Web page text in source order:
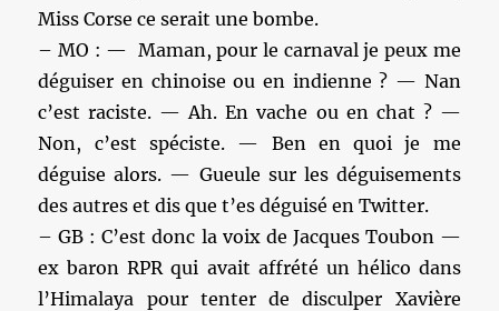
Miss Corse ce serait une bombe.
– MO : — Maman, pour le carnaval je peux me
déguiser en chinoise ou en indienne ? — Nan
c’est raciste. — Ah. En vache ou en chat ? —
Non, c’est spéciste. — Ben en quoi je me
déguise alors. — Gueule sur les déguisements
des autres et dis que t’es déguisé en Twitter.
– GB : C’est donc la voix de Jacques Toubon —
ex baron RPR qui avait affrété un hélico dans
l’Himalaya pour tenter de disculper Xavière